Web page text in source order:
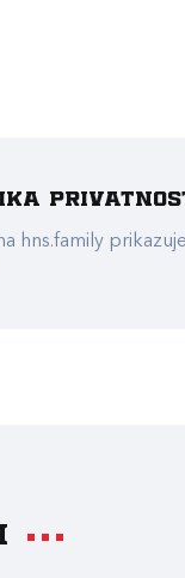
hns.family